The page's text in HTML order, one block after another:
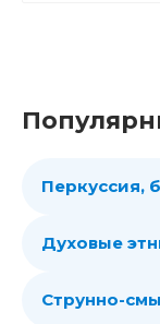
Перкуссия,
Духовые
Струнно-